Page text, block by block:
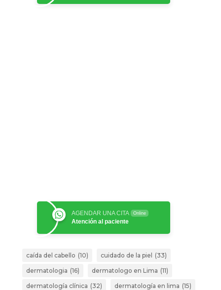
AGENDAR UNA CITA Online
Atención al paciente
caída del cabello (10) cuidado de la piel (33)
dermatologia (16) dermatologo en Lima (11)
dermatología clínica (32) dermatología en lima (15)